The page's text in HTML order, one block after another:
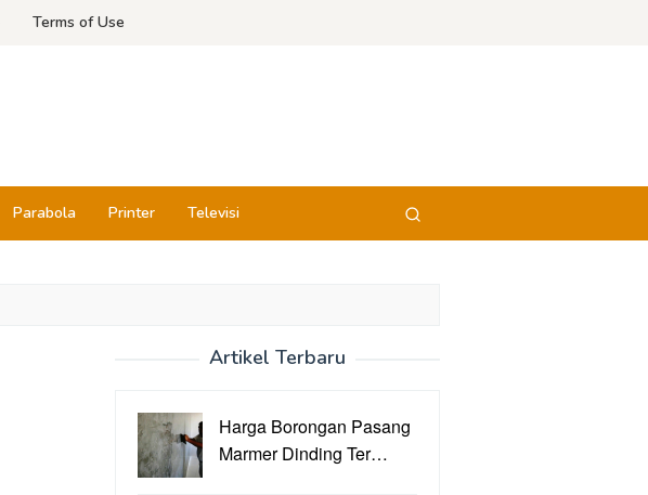
Terms of Use
Parabola Printer Televisi
Artikel Terbaru
Harga Borongan Pasang
Marmer Dinding Ter…